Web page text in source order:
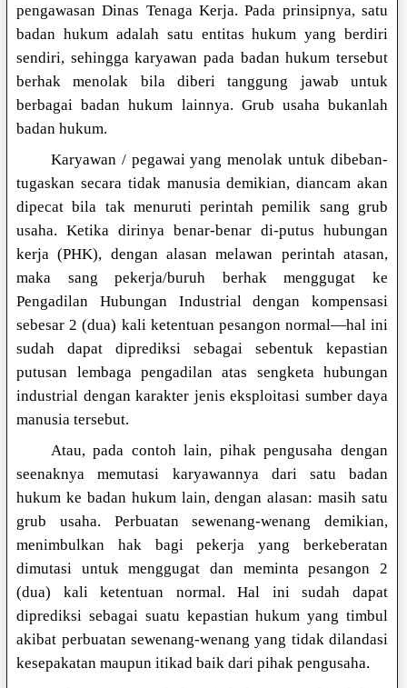
pengawasan Dinas Tenaga Kerja. Pada prinsipnya, satu
badan hukum adalah satu entitas hukum yang berdiri
sendiri, sehingga karyawan pada badan hukum tersebut
berhak menolak bila diberi tanggung jawab untuk
berbagai badan hukum lainnya. Grub usaha bukanlah
badan hukum.
Karyawan / pegawai yang menolak untuk dibeban-
tugaskan secara tidak manusia demikian, diancam akan
dipecat bila tak menuruti perintah pemilik sang grub
usaha. Ketika dirinya benar-benar di-putus hubungan
kerja (PHK), dengan alasan melawan perintah atasan,
maka sang pekerja/buruh berhak menggugat ke
Pengadilan Hubungan Industrial dengan kompensasi
sebesar 2 (dua) kali ketentuan pesangon normal—hal ini
sudah dapat diprediksi sebagai sebentuk kepastian
putusan lembaga pengadilan atas sengketa hubungan
industrial dengan karakter jenis eksploitasi sumber daya
manusia tersebut.
Atau, pada contoh lain, pihak pengusaha dengan
seenaknya memutasi karyawannya dari satu badan
hukum ke badan hukum lain, dengan alasan: masih satu
grub usaha. Perbuatan sewenang-wenang demikian,
menimbulkan hak bagi pekerja yang berkeberatan
dimutasi untuk menggugat dan meminta pesangon 2
(dua) kali ketentuan normal. Hal ini sudah dapat
diprediksi sebagai suatu kepastian hukum yang timbul
akibat perbuatan sewenang-wenang yang tidak dilandasi
kesepakatan maupun itikad baik dari pihak pengusaha.